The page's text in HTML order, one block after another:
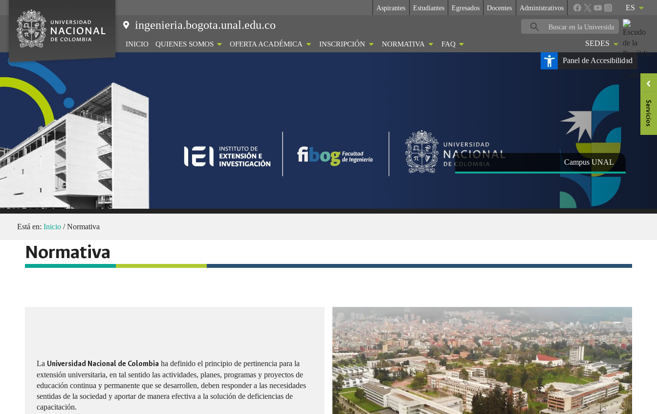
contenido
Aspirantes Estudiantes Egresados Docentes Administrativos ES
ingenieria.bogota.unal.edu.co
INICIO QUIENES SOMOS OFERTA ACADÉMICA INSCRIPCIÓN NORMATIVA FAQ SEDES
Panel de Accesibilidad
Campus UNAL
Está en: Inicio /Normativa
Normativa
La Universidad Nacional de Colombia ha definido el principio de pertinencia para la
extensión universitaria, en tal sentido las actividades, planes, programas y proyectos de
educación continua y permanente que se desarrollen, deben responder a las necesidades
sentidas de la sociedad y aportar de manera efectiva a la solución de deficiencias de
capacitación.